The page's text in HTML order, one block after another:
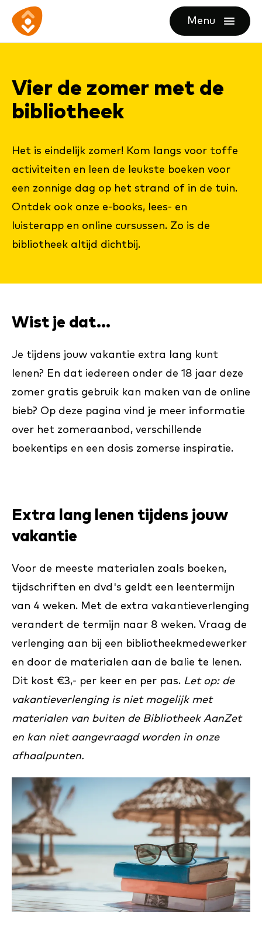
direct
content
direct
footer
Ga
naar
Menu
openen
Vier de zo­mer met de
bi­bli­o­theek
Het is eindelijk zomer! Kom langs voor toffe
activiteiten en leen de leukste boeken voor
een zonnige dag op het strand of in de tuin.
Ontdek ook onze e-books, lees- en
luisterapp en online cursussen. Zo is de
bibliotheek altijd dichtbij.
Wist je dat...
Je tijdens jouw vakantie extra lang kunt
lenen? En dat iedereen onder de 18 jaar deze
zomer gratis gebruik kan maken van de online
bieb? Op deze pagina vind je meer informatie
over het zomeraanbod, verschillende
boekentips en een dosis zomerse inspiratie.
Extra lang lenen tijdens jouw
vakantie
Voor de meeste materialen zoals boeken,
tijdschriften en dvd's geldt een leentermijn
van 4 weken. Met de extra vakantieverlenging
verandert de termijn naar 8 weken. Vraag de
verlenging aan bij een bibliotheekmedewerker
en door de materialen aan de balie te lenen.
Dit kost €3,- per keer en per pas. Let op: de
vakantieverlenging is niet mogelijk met
materialen van buiten de Bibliotheek AanZet
en kan niet aangevraagd worden in onze
afhaalpunten.